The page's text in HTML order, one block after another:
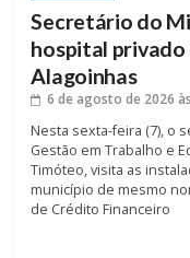
Secretário do
hospital privado
Alagoinhas
6 de agosto de 2026
Nesta sexta-feira (7), o
Gestão em Trabalho e
Timóteo, visita as
município de mesmo
de Crédito Financeiro